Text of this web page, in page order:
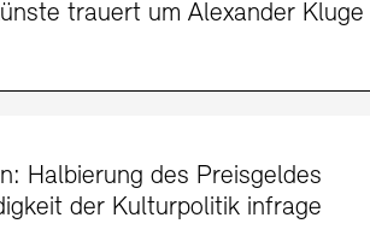
trauert um Alexander Kluge
Halbierung des Preisgeldes
der Kulturpolitik infrage